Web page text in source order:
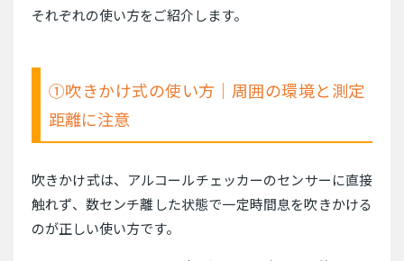
それぞれの使い方をご紹介します。
①吹きかけ式の使い方｜周囲の環境と測定
距離に注意
吹きかけ式は、アルコールチェッカーのセンサーに直接
触れず、数センチ離した状態で一定時間息を吹きかける
のが正しい使い方です。